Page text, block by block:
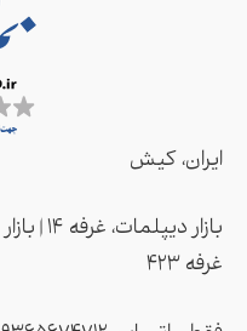
ایران، کیش
غرفه ۴2۳